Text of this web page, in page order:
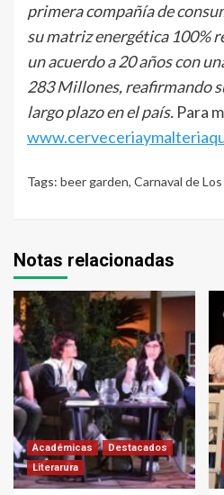
primera compañía de
su matriz energética 100%
un acuerdo a 20 años con
283 Millones, reafirmando
largo plazo en el país. Para
Tags: beer garden, Carnaval de
Notas relacionadas
Académicas
Destacados
Literarura